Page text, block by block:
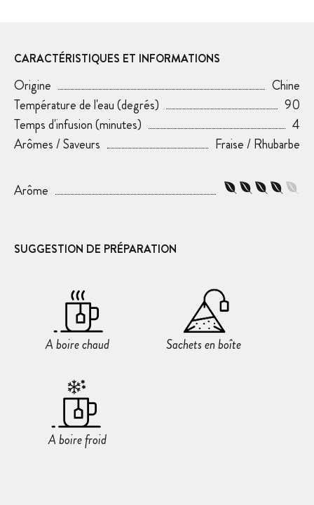
CARACTÉRISTIQUES ET INFORMATIONS
Origine
Chine
Température de l'eau (degrés)
90
Temps d'infusion (minutes)
4
Arômes / Saveurs
Fraise / Rhubarbe
Arôme
SUGGESTION DE PRÉPARATION
A boire chaud Sachets en boîte
A boire froid